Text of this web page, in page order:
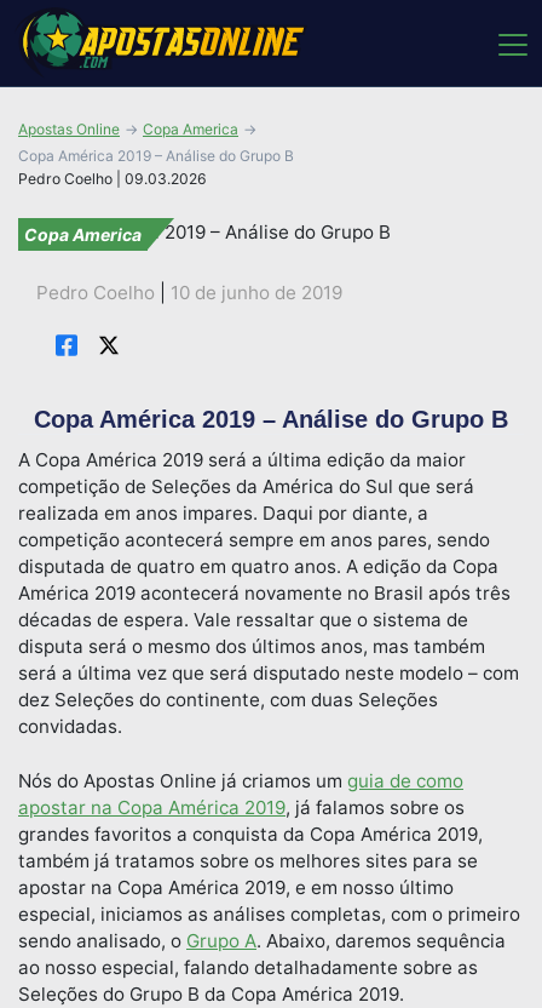
Pedro Coelho | 09.03.2026
Apostas Online
Copa America
Copa América 2019 – Análise do Grupo B
Copa America
Pedro Coelho 10 de junho de 2019
Copa América 2019 – Análise do Grupo B
A Copa América 2019 será a última edição da maior
competição de Seleções da América do Sul que será
realizada em anos impares. Daqui por diante, a
competição acontecerá sempre em anos pares, sendo
disputada de quatro em quatro anos. A edição da Copa
América 2019 acontecerá novamente no Brasil após três
décadas de espera. Vale ressaltar que o sistema de
disputa será o mesmo dos últimos anos, mas também
será a última vez que será disputado neste modelo – com
dez Seleções do continente, com duas Seleções
convidadas.
Nós do Apostas Online já criamos um guia de como
apostar na Copa América 2019, já falamos sobre os
grandes favoritos a conquista da Copa América 2019,
também já tratamos sobre os melhores sites para se
apostar na Copa América 2019, e em nosso último
especial, iniciamos as análises completas, com o primeiro
sendo analisado, o Grupo A. Abaixo, daremos sequência
ao nosso especial, falando detalhadamente sobre as
Seleções do Grupo B da Copa América 2019.